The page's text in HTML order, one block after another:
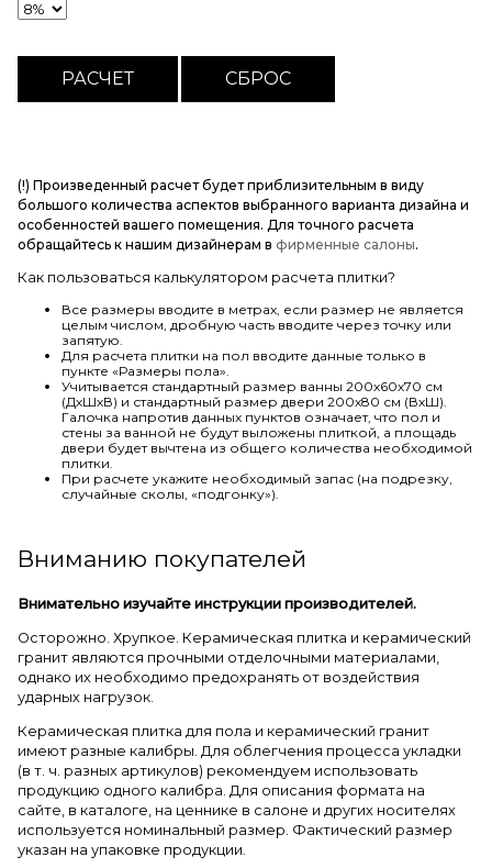
(!) Произведенный расчет будет приблизительным в виду
большого количества аспектов выбранного варианта дизайна и
особенностей вашего помещения. Для точного расчета
обращайтесь к нашим дизайнерам в фирменные салоны.
Как пользоваться калькулятором расчета плитки?
Все размеры вводите в метрах, если размер не является
целым числом, дробную часть вводите через точку или
запятую.
Для расчета плитки на пол вводите данные только в
пункте «Размеры пола».
Учитывается стандартный размер ванны 200х60х70 см
(ДхШхВ) и стандартный размер двери 200х80 см (ВхШ).
Галочка напротив данных пунктов означает, что пол и
стены за ванной не будут выложены плиткой, а площадь
двери будет вычтена из общего количества необходимой
плитки.
При расчете укажите необходимый запас (на подрезку,
случайные сколы, «подгонку»).
Вниманию покупателей
Внимательно изучайте инструкции производителей.
Осторожно. Хрупкое. Керамическая плитка и керамический
гранит являются прочными отделочными материалами,
однако их необходимо предохранять от воздействия
ударных нагрузок.
Керамическая плитка для пола и керамический гранит
имеют разные калибры. Для облегчения процесса укладки
(в т. ч. разных артикулов) рекомендуем использовать
продукцию одного калибра. Для описания формата на
сайте, в каталоге, на ценнике в салоне и других носителях
используется номинальный размер. Фактический размер
указан на упаковке продукции.